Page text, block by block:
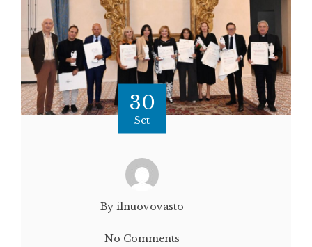
30
Set
By ilnuovovasto
No Comments